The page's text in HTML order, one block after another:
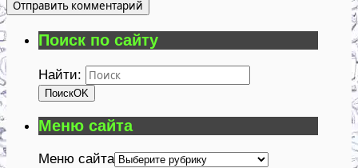
Поиск по сайту
Найти:
ПоискOK
Меню сайта
Меню сайта